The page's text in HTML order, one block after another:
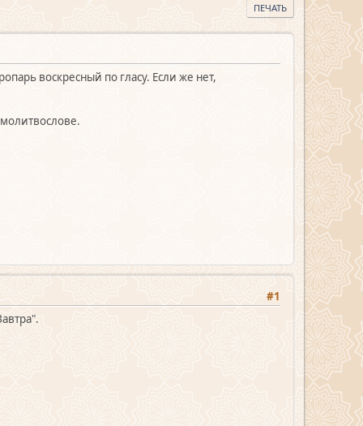
ПЕЧАТЬ
воскресный по гласу. Если же нет,
#1